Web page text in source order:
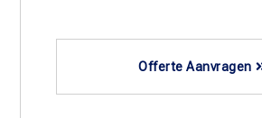
Offerte Aanvragen